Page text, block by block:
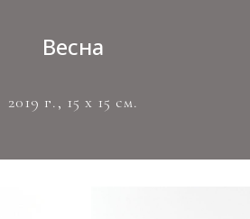
Весна
2019 г., 15 х 15 см.